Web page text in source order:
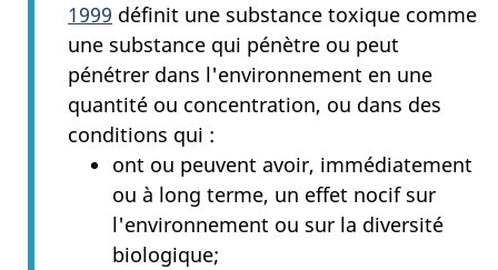
1999 définit une substance toxique comme
une substance qui pénètre ou peut
pénétrer dans l'environnement en une
quantité ou concentration, ou dans des
conditions qui :
ont ou peuvent avoir, immédiatement
ou à long terme, un effet nocif sur
l'environnement ou sur la diversité
biologique;